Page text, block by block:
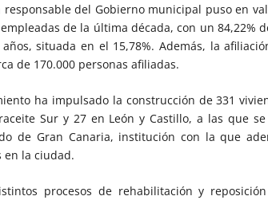
responsable del Gobierno municipal puso en
de la última década, con un 84,22%
situada en el 15,78%. Además, la
de 170.000 personas afiliadas.
ha impulsado la construcción de 331
Sur y 27 en León y Castillo, a las que
de Gran Canaria, institución con la que
en la ciudad.
procesos de rehabilitación y